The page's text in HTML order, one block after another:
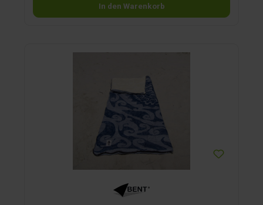
In den Warenkorb